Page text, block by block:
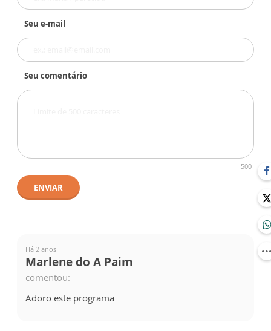
Seu e-mail
Seu comentário
500
ENVIAR
Há 2 anos
Marlene do A Paim
comentou:
Adoro este programa